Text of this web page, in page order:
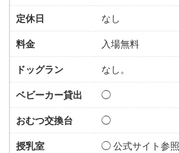
定休日
なし
料金
入場無料
ドッグラン
なし。
ベビーカー貸出
◯
おむつ交換台
◯
授乳室
◯ 公式サイト参照